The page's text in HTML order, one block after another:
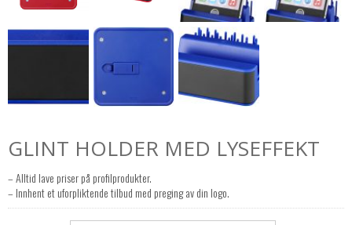
GLINT HOLDER MED LYSEFFEKT
– Alltid lave priser på profilprodukter.
– Innhent et uforpliktende tilbud med preging av din logo.